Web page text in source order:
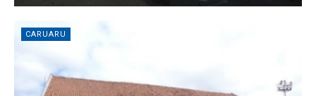
CARUARU